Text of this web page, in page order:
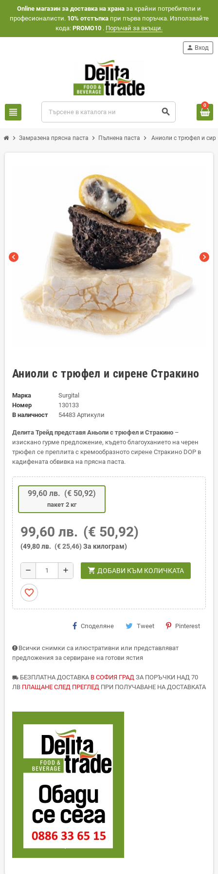
Оnline магазин за доставка на храна за крайни потребители и
професионалисти. 10% отстъпкапри първа поръчка. Използвайте
кода: PROMO10 . Поръчай за вкъщи.
view_headline search
person Вход
0
chevron_right Замразена прясна паста chevron_right Пълнена паста chevron_right Аниоли с трюфел и
chevron_left chevron_right
Аниоли с трюфел и сирене Стракино
Марка
Surgital
Номер
130133
В наличност
54483 Артикули
Делита Трейд представя Аньоли с трюфел и Стракино –
изискано гурме предложение, където благоуханието на черен
трюфел се преплита с кремообразното сирене Стракино DOP в
кадифената обвивка на прясна паста.
99,60 лв. (€ 50,92)
пакет 2 кг
99,60 лв. (€ 50,92)
(49,80 лв. (€ 25,46) За килограм)
remove add shopping_cart ДОБАВИ КЪМ КОЛИЧКАТА
favorite_border
Споделяне Tweet Pinterest
Всички снимки са илюстративни или представляват
предложения за сервиране на готови ястия
local_shipping БЕЗПЛАТНА ДОСТАВКА В СОФИЯ ГРАД ЗА ПОРЪЧКИ НАД 70
ЛВ ПЛАЩАНЕ СЛЕД ПРЕГЛЕД ПРИ ПОЛУЧАВАНЕ НА ДОСТАВКАТА